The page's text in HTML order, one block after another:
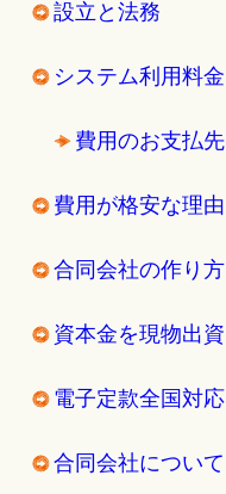
設立と法務
システム利用料金
費用のお支払先
費用が格安な理由
合同会社の作り方
資本金を現物出資
電子定款全国対応
合同会社について